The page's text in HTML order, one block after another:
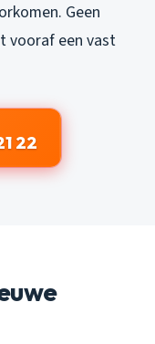
Geen
vooraf een vast
22